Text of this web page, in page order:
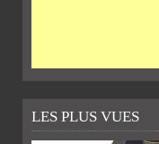
LES PLUS VUES